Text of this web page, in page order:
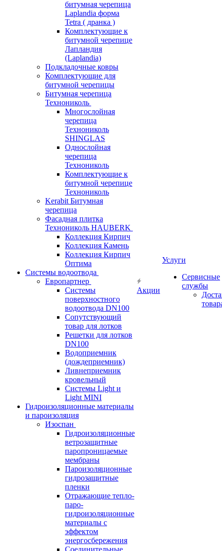
битумная черепица
Laplandia форма
Tetra ( дранка )
Комплектующие к
битумной черепице
Лапландия
(Laplandia)
Подкладочные ковры
Комплектующие для
битумной черепицы
Битумная черепица
Технониколь
Многослойная
черепица
Технониколь
SHINGLAS
Однослойная
черепица
Технониколь
Комплектующие к
битумной черепице
Технониколь
Kerabit Битумная
черепица
Фасадная плитка
Технониколь HAUBERK
Кол​лекция Кирпич
Кол​лекция Камень
Коллекция Кирпич
Оптима
Системы водоотвода
Европартнер
Системы
поверхностного
водоотвода DN100
Сопутствующий
товар для лотков
Решетки для лотков
DN100
Водоприемник
(дождеприемник)
Ливнеприемник
кровельный
Системы Light и
Light MINI
Гидроизоляционные материалы
и пароизоляция
Изоспан
Гидроизоляционные
ветрозащитные
паропроницаемые
мембраны
Пароизоляционные
гидрозащитные
пленки
Отражающие тепло-
паро-
гидроизоляционные
материалы с
эффектом
энергосбережения
Соединительные
Акции
Услуги
Сервисные
службы